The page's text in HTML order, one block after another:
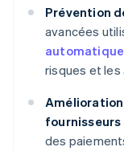
Prévention
avancées
automatique
risques et
fournisseurs
des